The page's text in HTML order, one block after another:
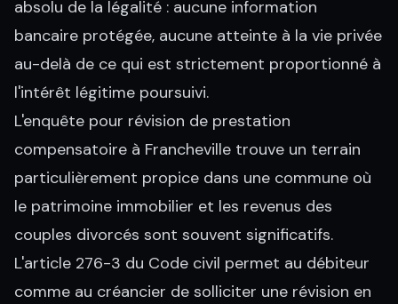
absolu de la légalité : aucune information
bancaire protégée, aucune atteinte à la vie privée
au-delà de ce qui est strictement proportionné à
l'intérêt légitime poursuivi.
L'enquête pour révision de prestation
compensatoire à Francheville trouve un terrain
particulièrement propice dans une commune où
le patrimoine immobilier et les revenus des
couples divorcés sont souvent significatifs.
L'article 276-3 du Code civil permet au débiteur
comme au créancier de solliciter une révision en